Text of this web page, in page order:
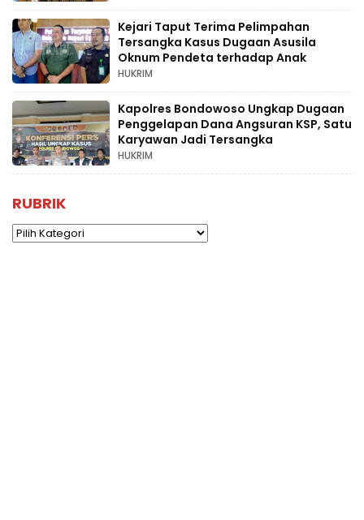
Kejari Taput Terima Pelimpahan
Tersangka Kasus Dugaan Asusila
Oknum Pendeta terhadap Anak
HUKRIM
Kapolres Bondowoso Ungkap Dugaan
Penggelapan Dana Angsuran KSP, Satu
Karyawan Jadi Tersangka
HUKRIM
RUBRIK
Rubrik